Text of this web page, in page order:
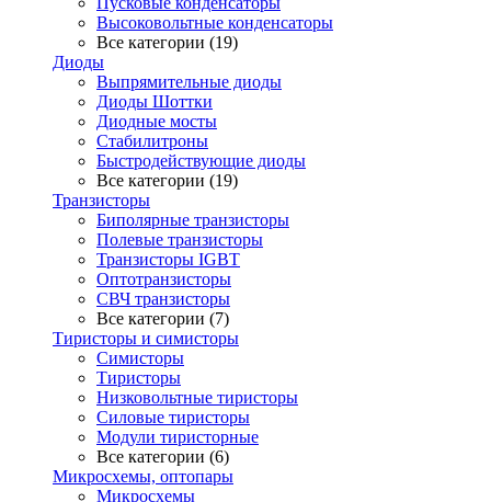
Высоковольтные конденсаторы
Все категории (19)
Диоды
Выпрямительные диоды
Диоды Шоттки
Диодные мосты
Стабилитроны
Быстродействующие диоды
Все категории (19)
Транзисторы
Биполярные транзисторы
Полевые транзисторы
Транзисторы IGBT
Оптотранзисторы
СВЧ транзисторы
Все категории (7)
Тиристоры и симисторы
Симисторы
Тиристоры
Низковольтные тиристоры
Силовые тиристоры
Модули тиристорные
Все категории (6)
Микросхемы, оптопары
Микросхемы